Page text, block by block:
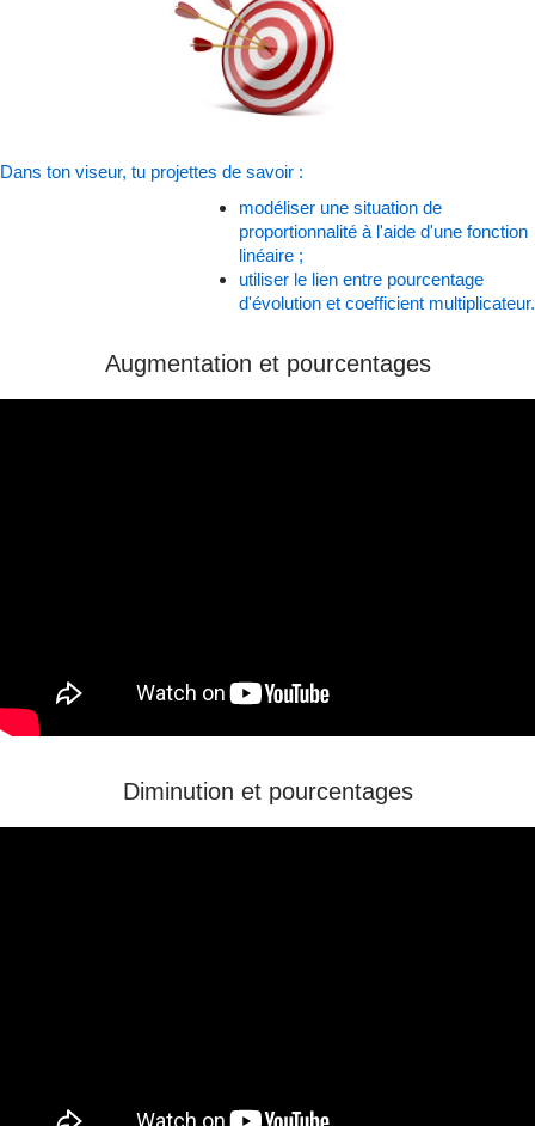
Dans ton viseur, tu projettes de savoir :
modéliser une situation de
proportionnalité à l'aide d'une fonction
linéaire ;
utiliser le lien entre pourcentage
d'évolution et coefficient multiplicateur.
Augmentation et pourcentages
Diminution et pourcentages